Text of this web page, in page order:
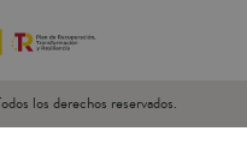
los derechos reservados.